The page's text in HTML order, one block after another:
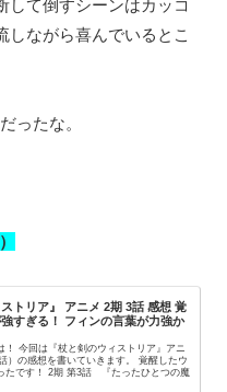
して倒すシーンはカッコ
ながら喜んでいるとこ
ったな。
ストリア』 アニメ 2期 3話 感想 覚
すぎる！ フィンの言葉が力強か
！ 今回は『杖と剣のウィストリア』アニ
）の感想を書いていきます。 覚醒したウ
たです！ 2期 第3話 『たったひとつの魔